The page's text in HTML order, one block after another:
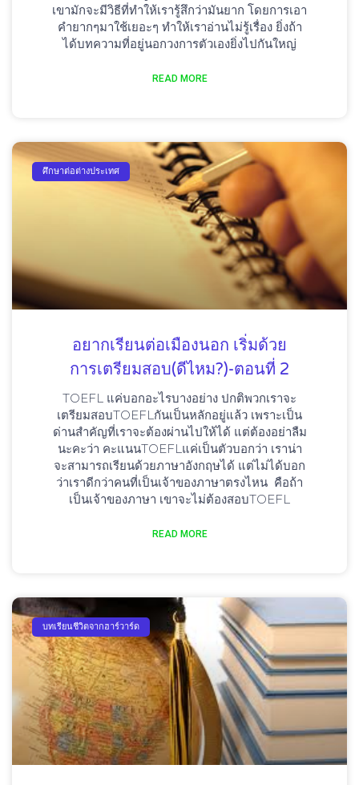
เขามักจะมีวิธีที่ทำให้เรารู้สึกว่ามันยาก โดยการเอา
คำยากๆมาใช้เยอะๆ ทำให้เราอ่านไม่รู้เรื่อง ยิ่งถ้า
ได้บทความที่อยู่นอกวงการตัวเองยิ่งไปกันใหญ่
READ MORE
ศึกษาต่อต่างประเทศ
อยากเรียนต่อเมืองนอก เริ่มด้วย
การเตรียมสอบ(ดีไหม?)-ตอนที่ 2
TOEFL แค่บอกอะไรบางอย่าง ปกติพวกเราจะ
เตรียมสอบTOEFLกันเป็นหลักอยู่แล้ว เพราะเป็น
ด่านสำคัญที่เราจะต้องผ่านไปให้ได้ แต่ต้องอย่าลืม
นะคะว่า คะแนนTOEFLแค่เป็นตัวบอกว่า เราน่า
จะสามารถเรียนด้วยภาษาอังกฤษได้ แต่ไม่ได้บอก
ว่าเราดีกว่าคนที่เป็นเจ้าของภาษาตรงไหน คือถ้า
เป็นเจ้าของภาษา เขาจะไม่ต้องสอบTOEFL
READ MORE
บทเรียนชีวิตจากฮาร์วาร์ด